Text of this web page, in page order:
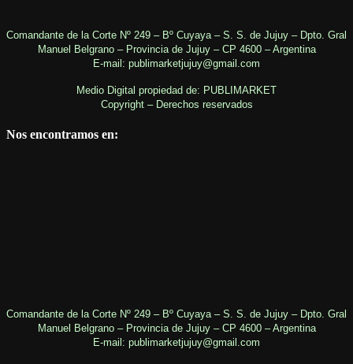
Comandante de la Corte Nº 249 – Bº Cuyaya – S. S. de Jujuy – Dpto. Gral
Manuel Belgrano – Provincia de Jujuy – CP 4600 – Argentina
E-mail: publimarketjujuy@gmail.com
Medio Digital propiedad de: PUBLIMARKET
Copyright – Derechos reservados
Nos encontramos en:
Comandante de la Corte Nº 249 – Bº Cuyaya – S. S. de Jujuy – Dpto. Gral
Manuel Belgrano – Provincia de Jujuy – CP 4600 – Argentina
E-mail: publimarketjujuy@gmail.com